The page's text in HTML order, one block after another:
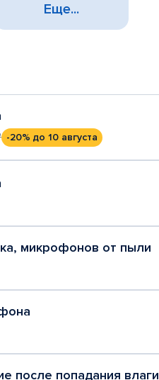
Еще...
-20% до 10 августа
микрофонов от пыли
после попадания влаги